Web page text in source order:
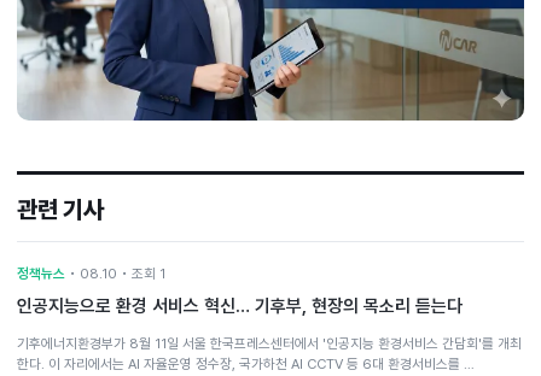
관련 기사
정책뉴스 • 08.10 • 조회 1
인공지능으로 환경 서비스 혁신… 기후부, 현장의 목소리 듣는다
기후에너지환경부가 8월 11일 서울 한국프레스센터에서 '인공지능 환경서비스 간담회'를 개최
한다. 이 자리에서는 AI 자율운영 정수장, 국가하천 AI CCTV 등 6대 환경서비스를 …